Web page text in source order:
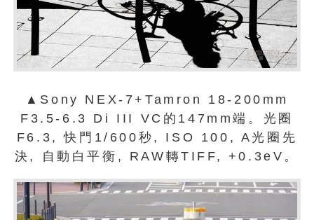
▲Sony NEX-7+Tamron 18-200mm
F3.5-6.3 Di III VC的147mm端。光圈
F6.3, 快門1/600秒, ISO 100, A光圈先
決, 自動白平衡, RAW轉TIFF, +0.3eV。